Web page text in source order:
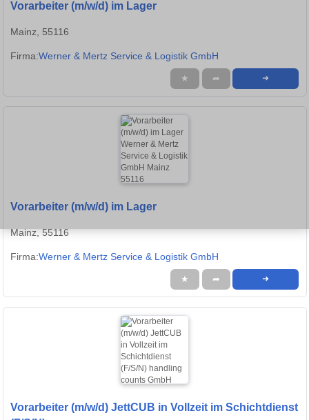
Vorarbeiter (m/w/d) im Lager
Mainz, 55116
Firma:Werner & Mertz Service & Logistik GmbH
★ ➦ ➜
Vorarbeiter (m/w/d) im Lager
Mainz, 55116
Firma:Werner & Mertz Service & Logistik GmbH
★ ➦ ➜
Vorarbeiter (m/w/d) JettCUB in Vollzeit im Schichtdienst